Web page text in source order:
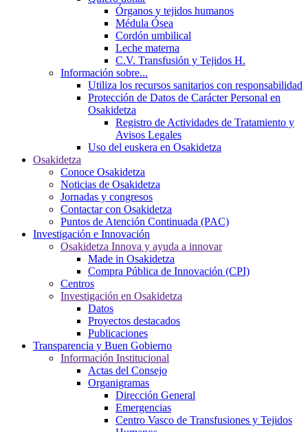
Órganos y tejidos humanos
Médula Ósea
Cordón umbilical
Leche materna
C.V. Transfusión y Tejidos H.
Información sobre...
Utiliza los recursos sanitarios con responsabilidad
Protección de Datos de Carácter Personal en
Osakidetza
Registro de Actividades de Tratamiento y
Avisos Legales
Uso del euskera en Osakidetza
Osakidetza
Conoce Osakidetza
Noticias de Osakidetza
Jornadas y congresos
Contactar con Osakidetza
Puntos de Atención Continuada (PAC)
Investigación e Innovación
Osakidetza Innova y ayuda a innovar
Made in Osakidetza
Compra Pública de Innovación (CPI)
Centros
Investigación en Osakidetza
Datos
Proyectos destacados
Publicaciones
Transparencia y Buen Gobierno
Información Institucional
Actas del Consejo
Organigramas
Dirección General
Emergencias
Centro Vasco de Transfusiones y Tejidos